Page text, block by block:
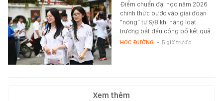
Điểm chuẩn đại học năm 2026
chính thức bước vào giai đoạn
"nóng" từ 9/8 khi hàng loạt
trường bắt đầu công bố kết quả…
HỌC ĐƯỜNG - 5 giờ trước
Xem thêm